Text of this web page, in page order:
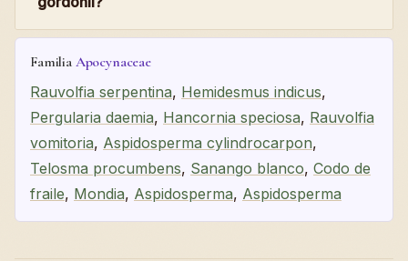
Familia Apocynaceae
Rauvolfia serpentina, Hemidesmus indicus,
Pergularia daemia, Hancornia speciosa, Rauvolfia
vomitoria, Aspidosperma cylindrocarpon,
Telosma procumbens, Sanango blanco, Codo de
fraile, Mondia, Aspidosperma, Aspidosperma